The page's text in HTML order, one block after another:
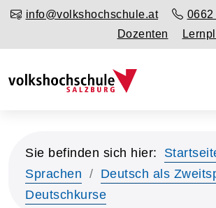
info@volkshochschule.at
0662
Dozenten
Sie befinden sich hier:
Sprachen
Deutsch als
Deutschkurse